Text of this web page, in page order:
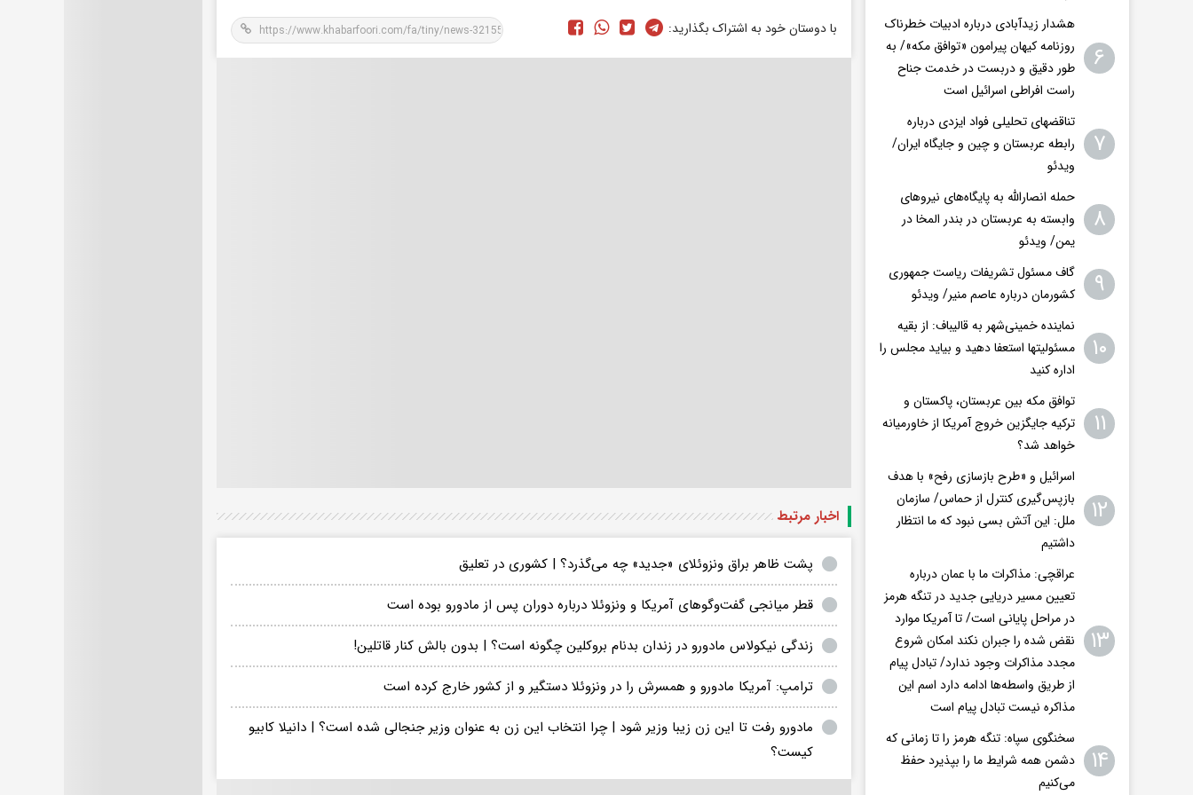
با دوستان خود به اشتراک بگذارید:
اخبار مرتبط
پشت ظاهر براق ونزوئلای «جدید» چه می‌گذرد؟ | کشوری در تعلیق
قطر میانجی گفت‌وگوهای آمریکا و ونزوئلا درباره دوران پس از مادورو بوده است
زندگی نیکولاس مادورو در زندان بدنام بروکلین چگونه است؟ | بدون بالش کنار قاتلین!
ترامپ: آمریکا مادورو و همسرش را در ونزوئلا دستگیر و از کشور خارج کرده است
مادورو رفت تا این زن زیبا وزیر شود | چرا انتخاب این زن به عنوان وزیر جنجالی شده است؟ | دانیلا کابیو
کیست؟
۶
هشدار زیدآبادی درباره ادبیات خطرناک
روزنامه کیهان پیرامون «توافق مکه»/ به
طور دقیق و دربست در خدمت جناح
راست افراطی اسرائیل است
۷
تناقضهای تحلیلی فواد ایزدی درباره
رابطه عربستان و چین و جایگاه ایران/
ویدئو
۸
حمله انصارالله به پایگاه‌های نیروهای
وابسته به عربستان در بندر المخا در
یمن/ ویدئو
۹
گاف مسئول تشریفات ریاست جمهوری
کشورمان درباره عاصم منیر/ ویدئو
۱۰
نماینده خمینی‌شهر به قالیباف: از بقیه
مسئولیتها استعفا دهید و بیاید مجلس را
اداره کنید
۱۱
توافق مکه بین عربستان، پاکستان و
ترکیه جایگزین خروج آمریکا از خاورمیانه
خواهد شد؟
۱۲
اسرائیل و «طرح بازسازی رفح» با هدف
بازپس‌گیری کنترل از حماس/ سازمان
ملل: این آتش بسی نبود که ما انتظار
داشتیم
۱۳
عراقچی: مذاکرات ما با عمان درباره
تعیین مسیر دریایی جدید در تنگه هرمز
در مراحل پایانی است/ تا آمریکا موارد
نقض شده را جبران نکند امکان شروع
مجدد مذاکرات وجود ندارد/ تبادل پیام
از طریق واسطه‌ها ادامه دارد اسم این
مذاکره نیست تبادل پیام است
۱۴
سخنگوی سپاه: تنگه هرمز را تا زمانی که
دشمن همه‌ شرایط ما را بپذیرد حفظ
می‌کنیم